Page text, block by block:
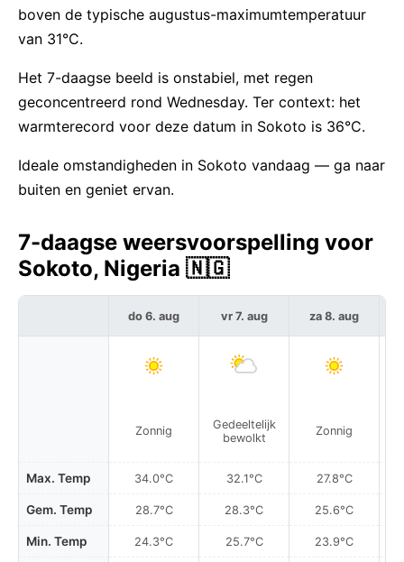
boven de typische augustus-maximumtemperatuur
van 31°C.
Het 7-daagse beeld is onstabiel, met regen
geconcentreerd rond Wednesday. Ter context: het
warmterecord voor deze datum in Sokoto is 36°C.
Ideale omstandigheden in Sokoto vandaag — ga naar
buiten en geniet ervan.
7-daagse weersvoorspelling voor
Sokoto, Nigeria 🇳🇬
Max. Temp
Gem. Temp
Min. Temp
do 6. aug
Zonnig
34.0°C
28.7°C
24.3°C
vr 7. aug
Gedeeltelijk
bewolkt
32.1°C
28.3°C
25.7°C
za 8. aug
Zonnig
27.8°C
25.6°C
23.9°C